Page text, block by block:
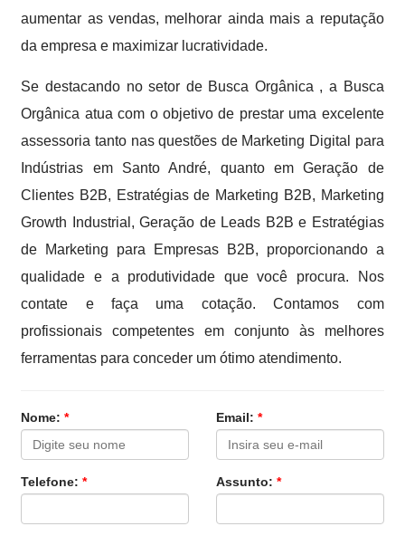
aumentar as vendas, melhorar ainda mais a reputação
da empresa e maximizar lucratividade.
Se destacando no setor de Busca Orgânica , a Busca
Orgânica atua com o objetivo de prestar uma excelente
assessoria tanto nas questões de Marketing Digital para
Indústrias em Santo André, quanto em Geração de
Clientes B2B, Estratégias de Marketing B2B, Marketing
Growth Industrial, Geração de Leads B2B e Estratégias
de Marketing para Empresas B2B, proporcionando a
qualidade e a produtividade que você procura. Nos
contate e faça uma cotação. Contamos com
profissionais competentes em conjunto às melhores
ferramentas para conceder um ótimo atendimento.
Nome:* Email: *
Telefone:* Assunto: *